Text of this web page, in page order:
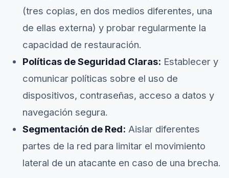
(tres copias, en dos medios diferentes, una
de ellas externa) y probar regularmente la
capacidad de restauración.
Políticas de Seguridad Claras: Establecer y
comunicar políticas sobre el uso de
dispositivos, contraseñas, acceso a datos y
navegación segura.
Segmentación de Red: Aislar diferentes
partes de la red para limitar el movimiento
lateral de un atacante en caso de una brecha.